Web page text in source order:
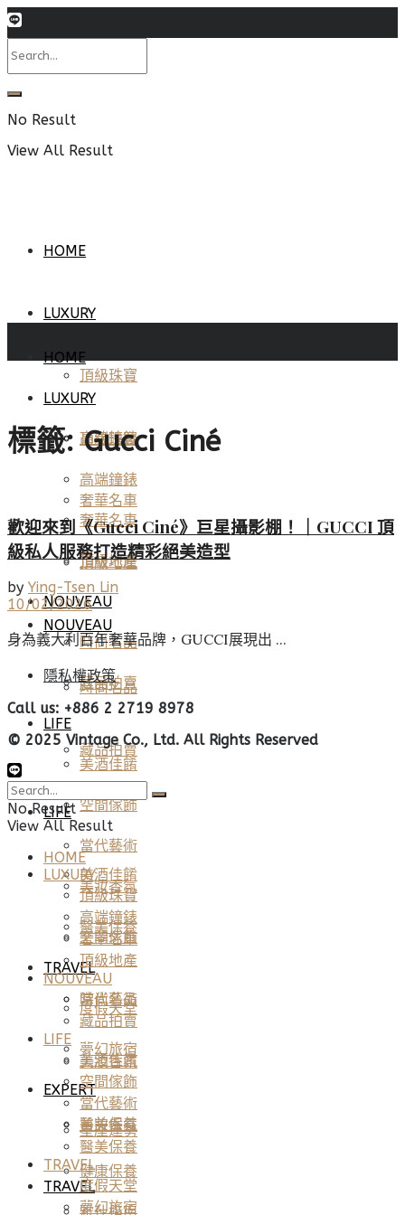
No Result
View All Result
HOME
LUXURY
頂級珠寶
高端鐘錶
奢華名車
頂級地產
NOUVEAU
時尚名品
藏品拍賣
LIFE
美酒佳餚
空間傢飾
當代藝術
美妝香氛
醫美保養
TRAVEL
HOME
LUXURY
頂級珠寶
高端鐘錶
奢華名車
頂級地產
NOUVEAU
時尚名品
藏品拍賣
LIFE
美酒佳餚
空間傢飾
當代藝術
美妝香氛
醫美保養
TRAVEL
度假天堂
夢幻旅宿
EXPERT
星座運勢
健康保養
標籤:Gucci Ciné
歡迎來到《Gucci Ciné》巨星攝影棚！｜GUCCI 頂
級私人服務打造精彩絕美造型
by Ying-Tsen Lin
10/02/2026
身為義大利百年奢華品牌，GUCCI展現出 ...
隱私權政策
Call us: +886 2 2719 8978
© 2025 Vintage Co., Ltd. All Rights Reserved
No Result
View All Result
HOME
LUXURY
頂級珠寶
高端鐘錶
奢華名車
頂級地產
NOUVEAU
時尚名品
藏品拍賣
LIFE
美酒佳餚
空間傢飾
當代藝術
美妝香氛
醫美保養
TRAVEL
度假天堂
夢幻旅宿